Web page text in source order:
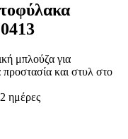
μπλούζα για
και στυλ στο
ημέρες